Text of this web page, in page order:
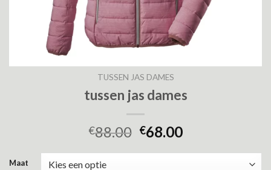
TUSSEN JAS DAMES
tussen jas dames
€88.00 €68.00
Maat